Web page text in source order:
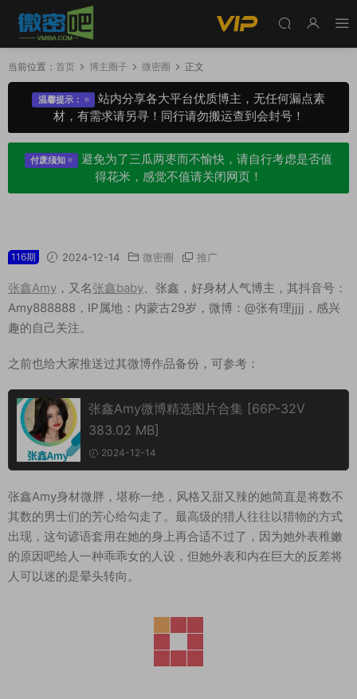
当前位置： 首页 博主圈子 微密圈 正文
温馨提示：
站内分享各大平台优质博主，无任何漏点素
材，有需求请另寻！同行请勿搬运查到会封号！
付废须知
避免为了三瓜两枣而不愉快，请自行考虑是否值
得花米，感觉不值请关闭网页！
116期 2024-12-14 微密圈 推广
张鑫Amy ，又名张鑫baby、张鑫，好身材人气博主，其抖音号：
Amy888888，IP属地：内蒙古29岁，微博：@张有理jjjj，感兴
趣的自己关注。
之前也给大家推送过其微博作品备份，可参考：
张鑫Amy微博精选图片合集 [66P-32V
383.02 MB]
2024-12-14
张鑫Amy身材微胖，堪称一绝，风格又甜又辣的她简直是将数不
其数的男士们的芳心给勾走了。最高级的猎人往往以猎物的方式
出现，这句谚语套用在她的身上再合适不过了，因为她外表稚嫩
的原因吧给人一种乖乖女的人设，但她外表和内在巨大的反差将
人可以迷的是晕头转向。